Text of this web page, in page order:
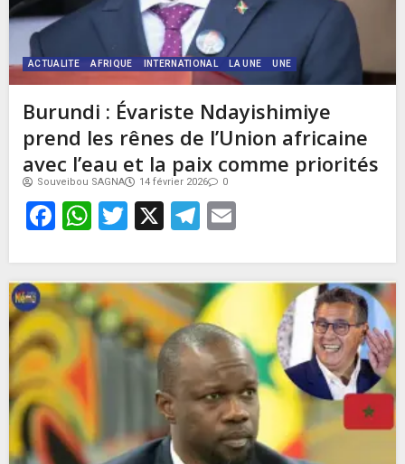
ACTUALITE AFRIQUE INTERNATIONAL LA UNE UNE
Burundi : Évariste Ndayishimiye
prend les rênes de l’Union africaine
avec l’eau et la paix comme priorités
Souveibou SAGNA 14 février 2026 0
Facebook
WhatsApp
Twitter
X Telegram